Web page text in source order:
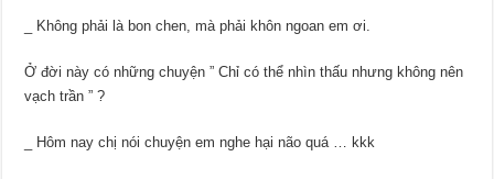
_ Không phải là bon chen, mà phải khôn ngoan em ơi.
Ở đời này có những chuyện ” Chỉ có thể nhìn thấu nhưng không nên
vạch trần ”?
_ Hôm nay chị nói chuyện em nghe hại não quá … kkk